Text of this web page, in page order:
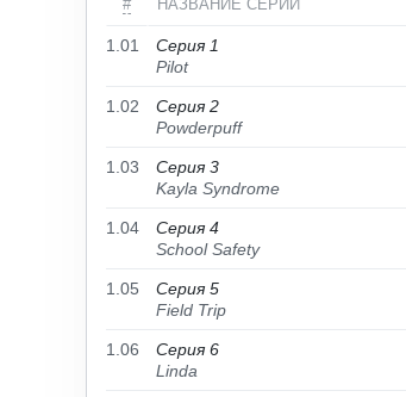
# НАЗВАНИЕ СЕРИИ
1.01
Серия 1
Pilot
1.02
Серия 2
Powderpuff
1.03
Серия 3
Kayla Syndrome
1.04
Серия 4
School Safety
1.05
Серия 5
Field Trip
1.06
Серия 6
Linda